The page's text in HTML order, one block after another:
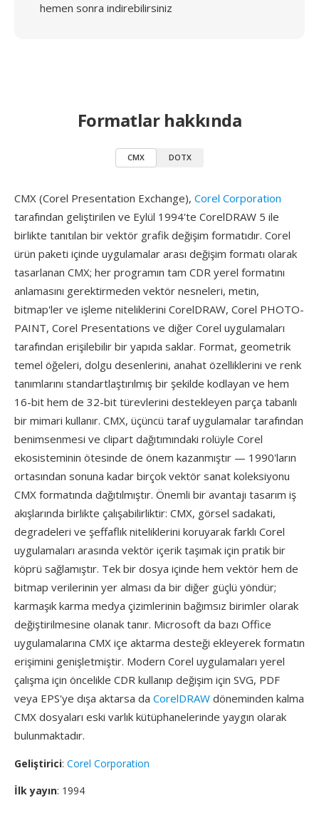
hemen sonra indirebilirsiniz
Formatlar hakkında
CMX DOTX
CMX (Corel Presentation Exchange), Corel Corporation
tarafından geliştirilen ve Eylül 1994'te CorelDRAW 5 ile
birlikte tanıtılan bir vektör grafik değişim formatıdır. Corel
ürün paketi içinde uygulamalar arası değişim formatı olarak
tasarlanan CMX; her programın tam CDR yerel formatını
anlamasını gerektirmeden vektör nesneleri, metin,
bitmap'ler ve işleme niteliklerini CorelDRAW, Corel PHOTO-
PAINT, Corel Presentations ve diğer Corel uygulamaları
tarafından erişilebilir bir yapıda saklar. Format, geometrik
temel öğeleri, dolgu desenlerini, anahat özelliklerini ve renk
tanımlarını standartlaştırılmış bir şekilde kodlayan ve hem
16-bit hem de 32-bit türevlerini destekleyen parça tabanlı
bir mimari kullanır. CMX, üçüncü taraf uygulamalar tarafından
benimsenmesi ve clipart dağıtımındaki rolüyle Corel
ekosisteminin ötesinde de önem kazanmıştır — 1990'ların
ortasından sonuna kadar birçok vektör sanat koleksiyonu
CMX formatında dağıtılmıştır. Önemli bir avantajı tasarım iş
akışlarında birlikte çalışabilirliktir: CMX, görsel sadakati,
degradeleri ve şeffaflık niteliklerini koruyarak farklı Corel
uygulamaları arasında vektör içerik taşımak için pratik bir
köprü sağlamıştır. Tek bir dosya içinde hem vektör hem de
bitmap verilerinin yer alması da bir diğer güçlü yöndür;
karmaşık karma medya çizimlerinin bağımsız birimler olarak
değiştirilmesine olanak tanır. Microsoft da bazı Office
uygulamalarına CMX içe aktarma desteği ekleyerek formatın
erişimini genişletmiştir. Modern Corel uygulamaları yerel
çalışma için öncelikle CDR kullanıp değişim için SVG, PDF
veya EPS'ye dışa aktarsa da CorelDRAW döneminden kalma
CMX dosyaları eski varlık kütüphanelerinde yaygın olarak
bulunmaktadır.
Geliştirici: Corel Corporation
İlk yayın: 1994